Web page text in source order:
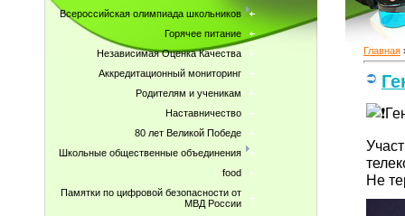
Всероссийская олимпиада школьников
Горячее питание
Независимая Оценка Качества
Аккредитационный мониторинг
Родителям и ученикам
Наставничество
80 лет Великой Победе
Школьные общественные объединения
food
Памятки по цифровой безопасности от
МВД России
Главная
Не